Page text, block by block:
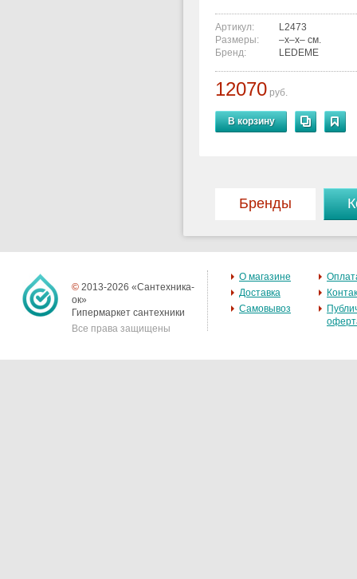
Артикул:
L2473
Размеры:
–x–x– см.
Бренд:
LEDEME
12070 руб.
В корзину
Бренды
© 2013-2026 «Сантехника-
ок»
Гипермаркет сантехники
Все права защищены
О магазине
Доставка
Самовывоз